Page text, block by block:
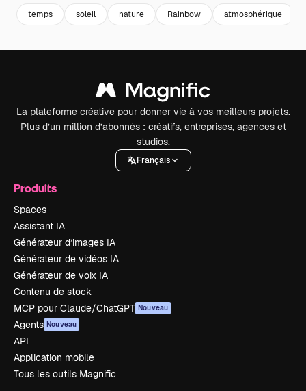
temps soleil nature Rainbow atmosphérique
La plateforme créative pour donner vie à vos meilleurs projets.
Plus d’un million d’abonnés : créatifs, entreprises, agences et
studios.
Français
Produits
Spaces
Assistant IA
Générateur d’images IA
Générateur de vidéos IA
Générateur de voix IA
Contenu de stock
MCP pour Claude/ChatGPT Nouveau
Agents Nouveau
API
Application mobile
Tous les outils Magnific